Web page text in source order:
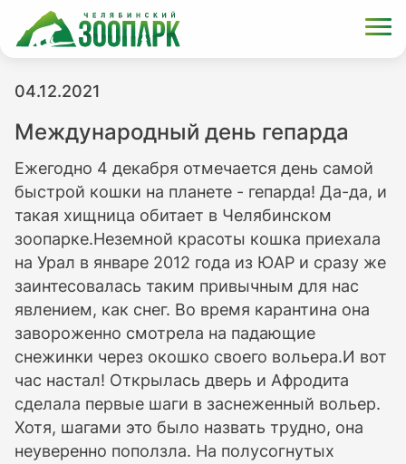
04.12.2021
Международный день гепарда
Ежегодно 4 декабря отмечается день самой
быстрой кошки на планете - гепарда! Да-да, и
такая хищница обитает в Челябинском
зоопарке.Неземной красоты кошка приехала
на Урал в январе 2012 года из ЮАР и сразу же
заинтесовалась таким привычным для нас
явлением, как снег. Во время карантина она
завороженно смотрела на падающие
снежинки через окошко своего вольера.И вот
час настал! Открылась дверь и Афродита
сделала первые шаги в заснеженный вольер.
Хотя, шагами это было назвать трудно, она
неуверенно поползла. На полусогнутых